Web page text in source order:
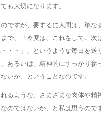
も大切になります。
ですが、要するに人間は、単な
で、「今度は、これをして、次
・・」、というような毎日を送
あるいは、精神的にすっかり参
いか、ということなのです。
るような、さまざまな肉体や精
のではないか、と私は思うので